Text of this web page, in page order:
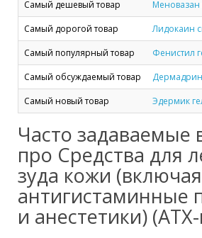
Самый дешевый товар
Меновазан
Самый дорогой товар
Лидокаин
Самый популярный товар
Фенистил
Самый обсуждаемый товар
Дермадрин
Самый новый товар
Эдермик
Часто задаваемые
про Средства для
зуда кожи (включая
антигистаминные
и анестетики)